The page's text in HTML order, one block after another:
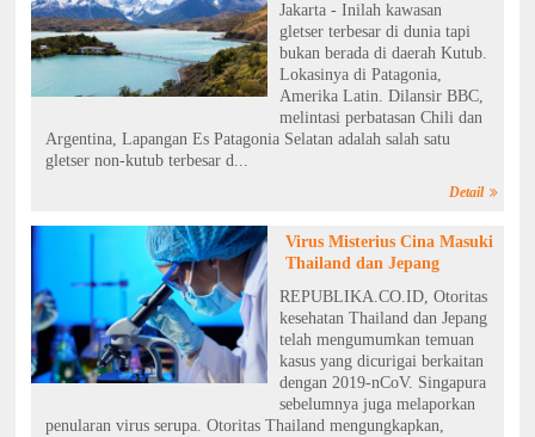
Jakarta - Inilah kawasan
gletser terbesar di dunia tapi
bukan berada di daerah Kutub.
Lokasinya di Patagonia,
Amerika Latin. Dilansir BBC,
melintasi perbatasan Chili dan
Argentina, Lapangan Es Patagonia Selatan adalah salah satu
gletser non-kutub terbesar d...
Detail
Virus Misterius Cina Masuki
Thailand dan Jepang
REPUBLIKA.CO.ID, Otoritas
kesehatan Thailand dan Jepang
telah mengumumkan temuan
kasus yang dicurigai berkaitan
dengan 2019-nCoV. Singapura
sebelumnya juga melaporkan
penularan virus serupa. Otoritas Thailand mengungkapkan,